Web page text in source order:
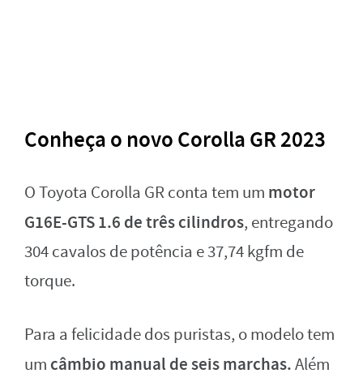
Conheça o novo Corolla GR 2023
O Toyota Corolla GR conta tem um motor
G16E-GTS 1.6 de três cilindros, entregando
304 cavalos de potência e 37,74 kgfm de
torque.
Para a felicidade dos puristas, o modelo tem
um câmbio manual de seis marchas.Além